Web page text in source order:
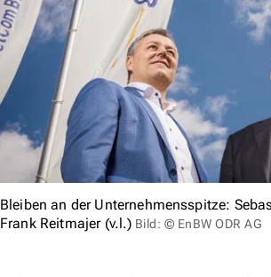
Bleiben an der Unternehmensspitze:
Frank Reitmajer (v.l.) Bild: © EnBW ODR AG